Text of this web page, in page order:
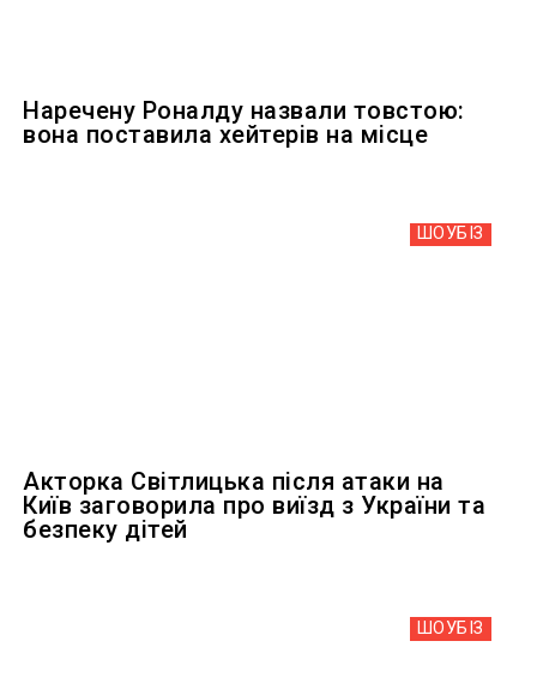
Наречену Роналду назвали товстою:
вона поставила хейтерів на місце
ШОУБIЗ
Акторка Світлицька після атаки на
Київ заговорила про виїзд з України та
безпеку дітей
ШОУБIЗ